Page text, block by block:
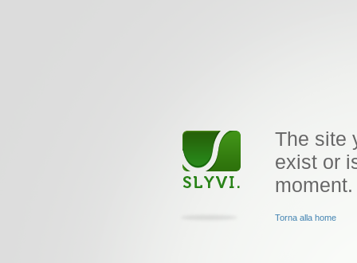
The site
exist or
moment.
Torna alla home